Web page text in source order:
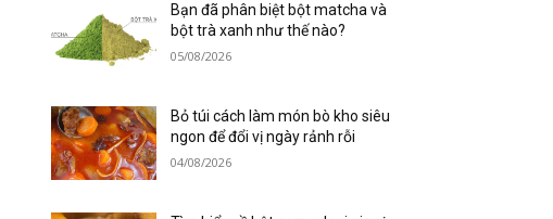
Bạn đã phân biệt bột matcha và
bột trà xanh như thế nào?
05/08/2026
Bỏ túi cách làm món bò kho siêu
ngon để đổi vị ngày rảnh rỗi
04/08/2026